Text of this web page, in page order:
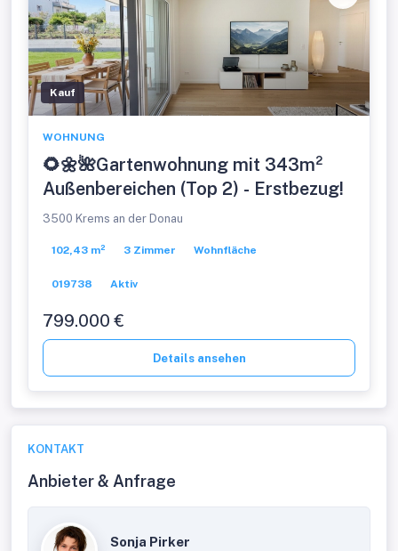
Kauf
WOHNUNG
🌻🌼🌺Gartenwohnung mit 343m²
Außenbereichen (Top 2) - Erstbezug!
3500 Krems an der Donau
102,43 m² 3 Zimmer Wohnfläche
019738 Aktiv
799.000 €
Details ansehen
KONTAKT
Anbieter & Anfrage
Sonja Pirker